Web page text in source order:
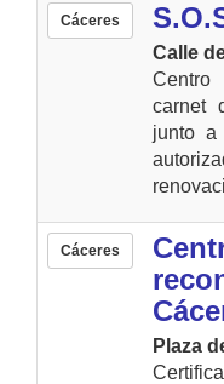
Cáceres
Calle
Centro
carnet
junto a
Cáceres
Plaza